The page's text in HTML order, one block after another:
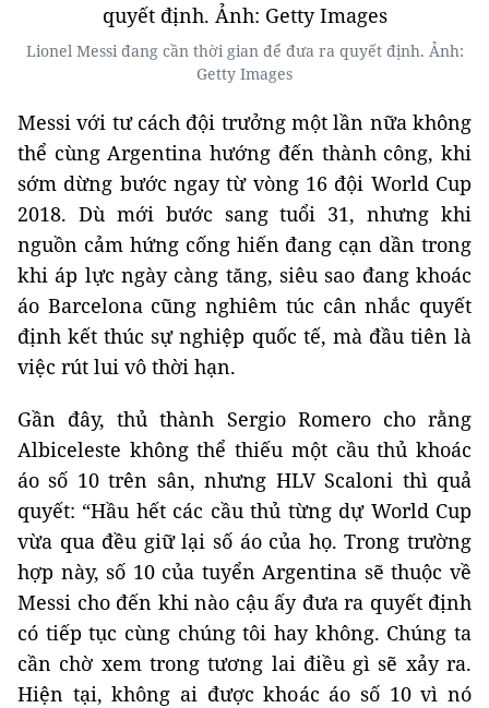
Lionel Messi đang cần thời gian để đưa ra quyết định. Ảnh:
Getty Images
Messi với tư cách đội trưởng một lần nữa không
thể cùng Argentina hướng đến thành công, khi
sớm dừng bước ngay từ vòng 16 đội World Cup
2018. Dù mới bước sang tuổi 31, nhưng khi
nguồn cảm hứng cống hiến đang cạn dần trong
khi áp lực ngày càng tăng, siêu sao đang khoác
áo Barcelona cũng nghiêm túc cân nhắc quyết
định kết thúc sự nghiệp quốc tế, mà đầu tiên là
việc rút lui vô thời hạn.
Gần đây, thủ thành Sergio Romero cho rằng
Albiceleste không thể thiếu một cầu thủ khoác
áo số 10 trên sân, nhưng HLV Scaloni thì quả
quyết: “Hầu hết các cầu thủ từng dự World Cup
vừa qua đều giữ lại số áo của họ. Trong trường
hợp này, số 10 của tuyển Argentina sẽ thuộc về
Messi cho đến khi nào cậu ấy đưa ra quyết định
có tiếp tục cùng chúng tôi hay không. Chúng ta
cần chờ xem trong tương lai điều gì sẽ xảy ra.
Hiện tại, không ai được khoác áo số 10 vì nó